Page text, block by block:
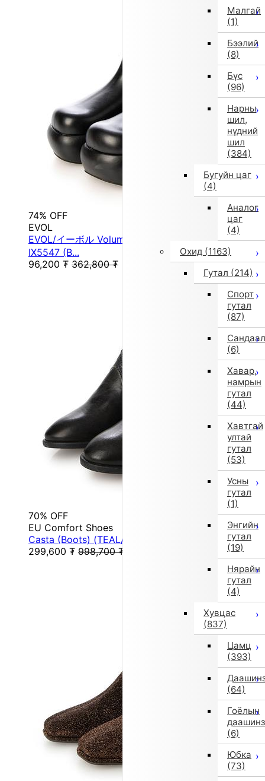
Малгай
(1)
Бээлий
(8)
Бүс
(96)
Нарны
шил,
нүдний
шил
(384)
Бугуйн цаг
(4)
Аналог
цаг
(4)
Охид (1163)
Гутал (214)
Спорт
гутал
(87)
Сандаал
(6)
Хавар,
намрын
гутал
(44)
Хавтгай
ултай
гутал
(53)
Усны
гутал
(1)
Энгийн
гутал
(19)
Нярайн
гутал
(4)
Хувцас
(837)
Цамц
(393)
(64)
Гоёлын
даашинз
(6)
Юбка
(73)
74% OFF
EVOL
EVOL/イーボル Volume Sole Side Gore Boots
IX5547 (B...
96,200 ₮ 362,800 ₮
70% OFF
EU Comfort Shoes
Casta (Boots) (TEAL/TEAL)
299,600 ₮ 998,700 ₮